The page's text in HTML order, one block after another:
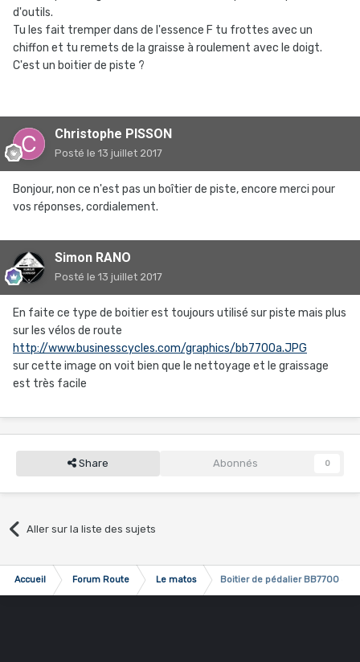
d'outils.
Tu les fait tremper dans de l'essence F tu frottes avec un
chiffon et tu remets de la graisse à roulement avec le doigt.
C'est un boitier de piste ?
Christophe PISSON
Posté le 13 juillet 2017
Bonjour, non ce n'est pas un boîtier de piste, encore merci pour
vos réponses, cordialement.
Simon RANO
Posté le 13 juillet 2017
En faite ce type de boitier est toujours utilisé sur piste mais plus
sur les vélos de route
http://www.businesscycles.com/graphics/bb7700a.JPG
sur cette image on voit bien que le nettoyage et le graissage
est très facile
Share Abonnés 0
Aller sur la liste des sujets
Accueil Forum Route Le matos Boitier de pédalier BB7700